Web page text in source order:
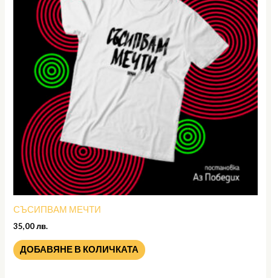
СЪСИПВАМ МЕЧТИ
35,00лв.
ДОБАВЯНЕ В КОЛИЧКАТА